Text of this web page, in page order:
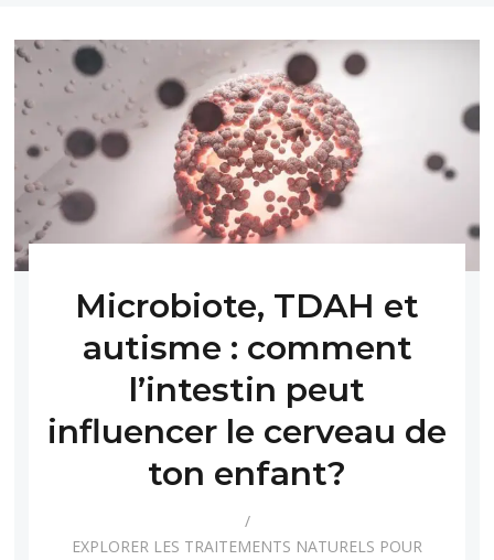
Microbiote, TDAH et
autisme : comment
l’intestin peut
influencer le cerveau de
ton enfant?
EXPLORER LES TRAITEMENTS NATURELS POUR